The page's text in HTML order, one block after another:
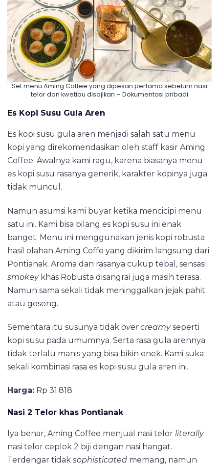
Set menu Aming Coffee yang dipesan pertama sebelum nasi
telor dan kwetiau disajikan – Dokumentasi pribadi
Es Kopi Susu Gula Aren
Es kopi susu gula aren menjadi salah satu menu
kopi yang direkomendasikan oleh staff kasir Aming
Coffee. Awalnya kami ragu, karena biasanya menu
es kopi susu rasanya generik, karakter kopinya juga
tidak muncul.
Namun asumsi kami buyar ketika mencicipi menu
satu ini. Kami bisa bilang es kopi susu ini enak
banget. Menu ini menggunakan jenis kopi robusta
hasil olahan Aming Coffe yang dikirim langsung dari
Pontianak. Aroma dan rasanya cukup tebal, sensasi
smokeykhas Robusta disangrai juga masih terasa.
Namun sama sekali tidak meninggalkan jejak pahit
atau gosong.
Sementara itu susunya tidak over creamyseperti
kopi susu pada umumnya. Serta rasa gula arennya
tidak terlalu manis yang bisa bikin enek. Kami suka
sekali kombinasi rasa es kopi susu gula aren ini.
Harga: Rp 31.818
Nasi 2 Telor khas Pontianak
Iya benar, Aming Coffee menjual nasi telor literally
nasi telor ceplok 2 biji dengan nasi hangat.
Terdengar tidak sophisticated memang, namun